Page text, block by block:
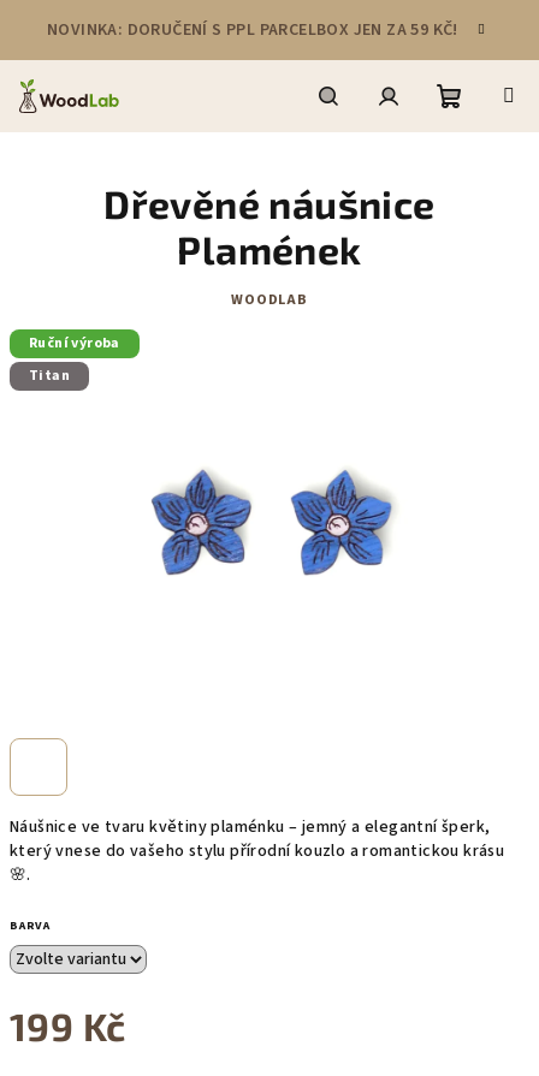
obsah
NOVINKA: DORUČENÍ S PPL PARCELBOX JEN ZA 59 KČ!
HledatPřihlášeníNákupní
Náušnice ve tvaru květiny plaménku – jemný a elegantní šperk,
který vnese do vašeho stylu přírodní kouzlo a romantickou krásu
🌸.
BARVA
199 Kč
Dřevěné náušnice
Plamének
WOODLAB
Ruční výroba
Titan